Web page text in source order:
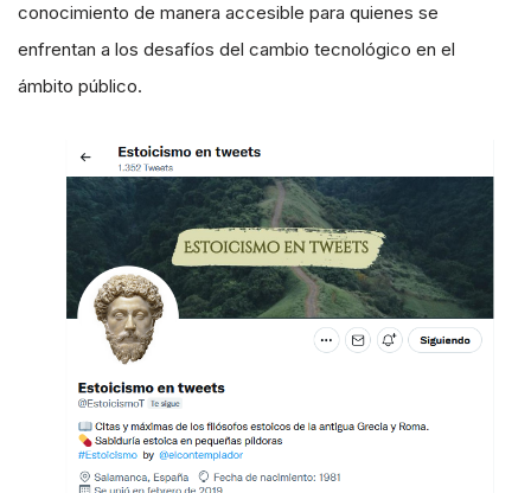
conocimiento de manera accesible para quienes se
enfrentan a los desafíos del cambio tecnológico en el
ámbito público.